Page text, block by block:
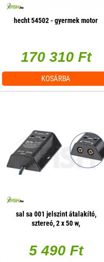
hecht 54502 - gyermek motor
170 310 Ft
KOSÁRBA
sal sa 001 jelszint átalakító,
sztereó, 2 x 50 w,
5 490 Ft